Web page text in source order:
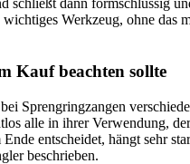
dann formschlüssig
Werkzeug, ohne das
Kauf beachten sollte
Sprengringzangen
alle in ihrer Verwendung,
entscheidet, hängt sehr
beschrieben.